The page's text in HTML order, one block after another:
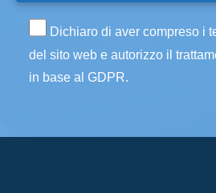
Dichiaro di aver compreso i
del sito web e autorizzo il
in base al GDPR.